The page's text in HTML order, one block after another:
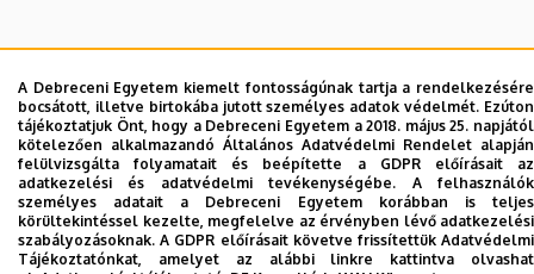
Adatvédelem
Adatvédelem
A Debreceni Egyetem kiemelt fontosságúnak tartja a rendelkezésére
bocsátott, illetve birtokába jutott személyes adatok védelmét. Ezúton
tájékoztatjuk Önt, hogy a Debreceni Egyetem a 2018. május 25. napjától
kötelezően alkalmazandó Általános Adatvédelmi Rendelet alapján
felülvizsgálta folyamatait és beépítette a GDPR előírásait az
adatkezelési és adatvédelmi tevékenységébe. A felhasználók
személyes adatait a Debreceni Egyetem korábban is teljes
körültekintéssel kezelte, megfelelve az érvényben lévő adatkezelési
szabályozásoknak. A GDPR előírásait követve frissítettük Adatvédelmi
Tájékoztatónkat, amelyet az alábbi linkre kattintva olvashat